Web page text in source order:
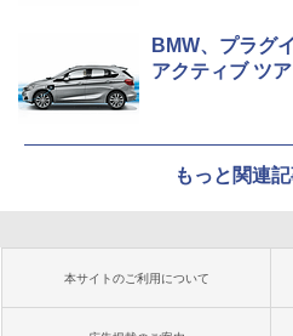
BMW、プラグ
アクティブ ツア
もっと関連
本サイトのご利用について